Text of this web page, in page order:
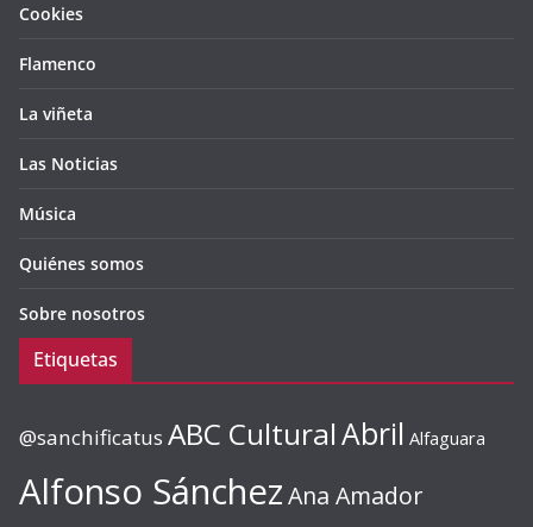
Cookies
Flamenco
La viñeta
Las Noticias
Música
Quiénes somos
Sobre nosotros
Etiquetas
@sanchificatus ABC CulturalAbril Alfaguara
Alfonso SánchezAna Amador